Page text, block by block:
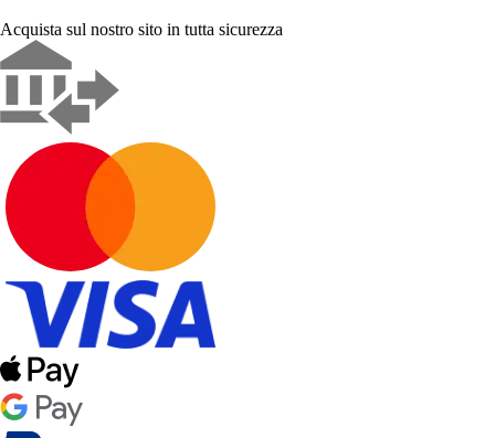
Acquista sul nostro sito in tutta sicurezza